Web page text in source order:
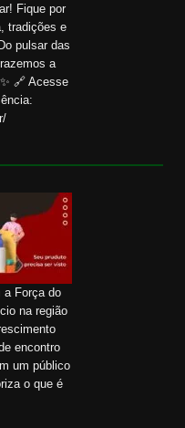
Fique por
tradições e
pulsar das
a
🔗 Acesse
a Força do
na região
encontro
um público
o que é